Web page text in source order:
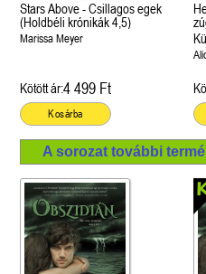
Stars Above - Csillagos egek
(Holdbéli krónikák 4,5)
Marissa Meyer
Kötött ár:4 499 Ft
Kosárba
A sorozat további